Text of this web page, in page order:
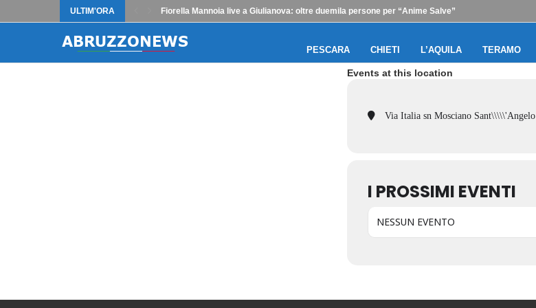
ULTIM'ORA Fiorella Mannoia live a Giulianova: oltre duemila persone per “Anime Salve”
PESCARA CHIETI L’AQUILA TERAMO
Events at this location
Via Italia sn Mosciano Sant\\\\\'Angelo
I PROSSIMI EVENTI
NESSUN EVENTO